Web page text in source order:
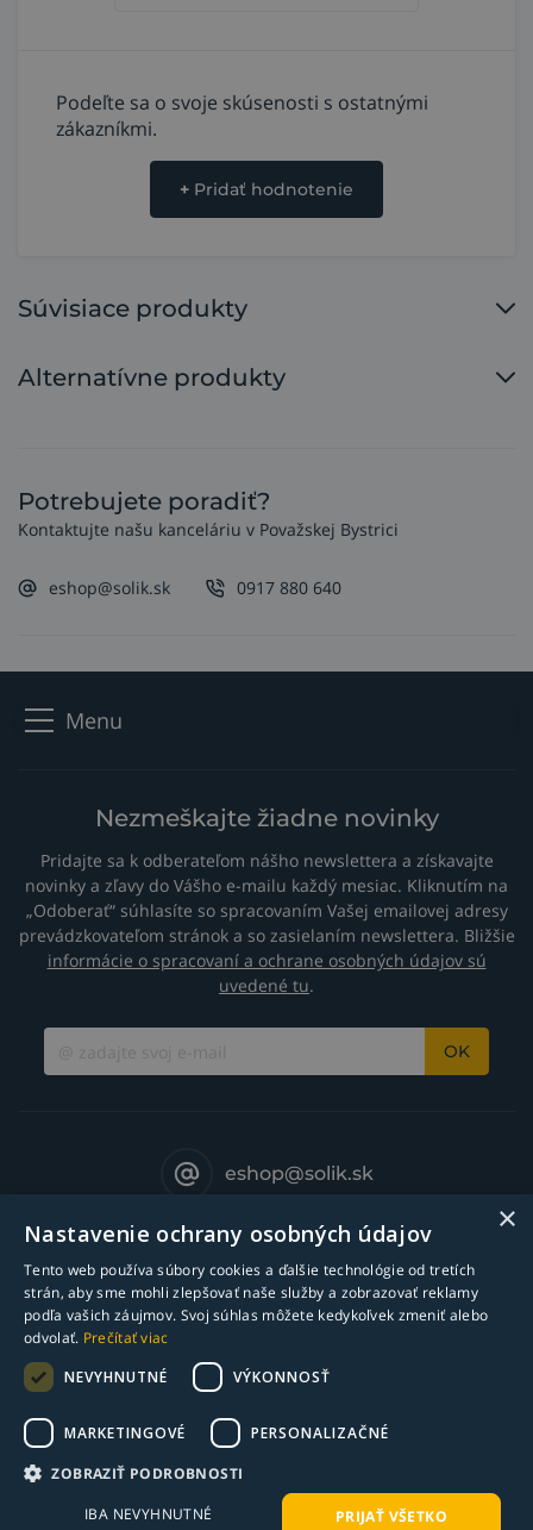
Podeľte sa o svoje skúsenosti s ostatnými
zákazníkmi.
+ Pridať hodnotenie
Súvisiace produkty
Alternatívne produkty
Potrebujete poradiť?
Kontaktujte našu kanceláriu v Považskej Bystrici
eshop@solik.sk 0917 880 640
Menu
Nezmeškajte žiadne novinky
Pridajte sa k odberateľom nášho newslettera a získavajte
novinky a zľavy do Vášho e-mailu každý mesiac. Kliknutím na
„Odoberať“ súhlasíte so spracovaním Vašej emailovej adresy
prevádzkovateľom stránok a so zasielaním newslettera. Bližšie
informácie o spracovaní a ochrane osobných údajov sú
uvedené tu.
OK
eshop@solik.sk
© Copyright 2018-2025 Solík SK, s.r.o. - zváracia technika l Všetky práva
vyhradené
webdesign ©
bart.sk
×
Nastavenie ochrany osobných údajov
Tento web používa súbory cookies a ďalšie technológie od tretích
strán, aby sme mohli zlepšovať naše služby a zobrazovať reklamy
podľa vašich záujmov. Svoj súhlas môžete kedykoľvek zmeniť alebo
odvolať. Prečítať viac
NEVYHNUTNÉ
VÝKONNOSŤ
MARKETINGOVÉ PERSONALIZAČNÉ
ZOBRAZIŤ PODROBNOSTI
PRIJAŤ VŠETKO
IBA NEVYHNUTNÉ